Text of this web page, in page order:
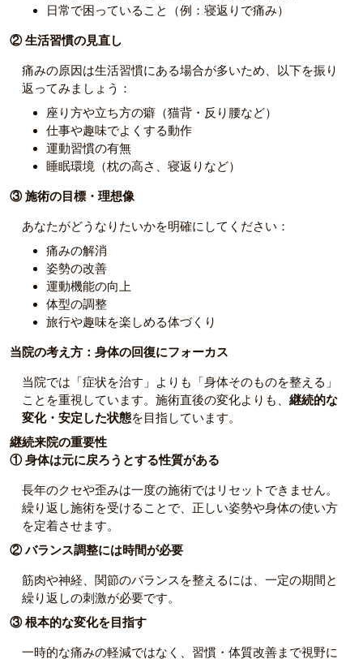
日常で困っていること（例：寝返りで痛み）
② 生活習慣の見直し
痛みの原因は生活習慣にある場合が多いため、以下を振り
返ってみましょう：
座り方や立ち方の癖（猫背・反り腰など）
仕事や趣味でよくする動作
運動習慣の有無
睡眠環境（枕の高さ、寝返りなど）
③ 施術の目標・理想像
あなたがどうなりたいかを明確にしてください：
痛みの解消
姿勢の改善
運動機能の向上
体型の調整
旅行や趣味を楽しめる体づくり
当院の考え方：身体の回復にフォーカス
当院では「症状を治す」よりも「身体そのものを整える」
ことを重視しています。施術直後の変化よりも、 継続的な
変化・安定した状態を目指しています。
継続来院の重要性
① 身体は元に戻ろうとする性質がある
長年のクセや歪みは一度の施術ではリセットできません。
繰り返し施術を受けることで、正しい姿勢や身体の使い方
を定着させます。
② バランス調整には時間が必要
筋肉や神経、関節のバランスを整えるには、一定の期間と
繰り返しの刺激が必要です。
③ 根本的な変化を目指す
一時的な痛みの軽減ではなく、習慣・体質改善まで視野に